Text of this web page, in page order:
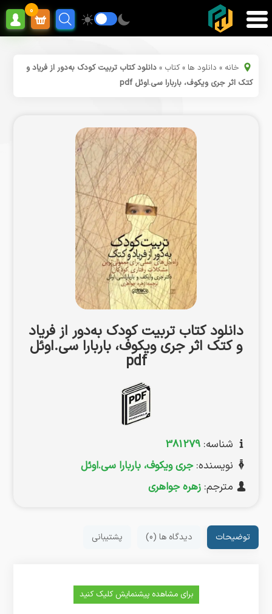
0
خانه » دانلود ها »کتاب »دانلود کتاب تربیت کودک به‌دور از فریاد و
کتک اثر جری ویکوف، باربارا سی.اوئل pdf
دانلود کتاب تربیت کودک به‌دور از فریاد
و کتک اثر جری ویکوف، باربارا سی.اوئل
pdf
شناسه:381279
نویسنده:جری ویکوف، باربارا سی.اوئل
مترجم:زهره جواهری
توضیحات دیدگاه ها (0) پشتیبانی
برای مشاهده پیشنمایش کلیک کنید